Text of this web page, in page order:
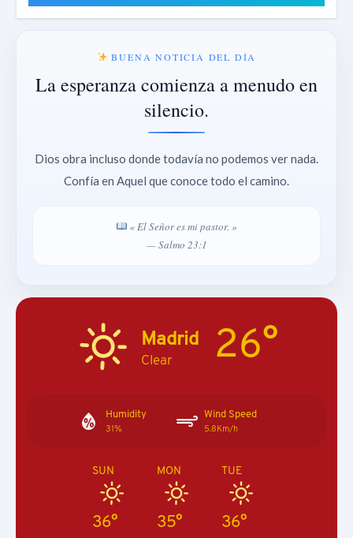
BUENA NOTICIA DEL DÍA
La esperanza comienza a menudo en
silencio.
Dios obra incluso donde todavía no podemos ver nada.
Confía en Aquel que conoce todo el camino.
« El Señor es mi pastor. »
— Salmo 23:1
Madrid
Clear 26°
Humidity
31%
Wind Speed
5.8Km/h
SUN
36°
MON
35°
TUE
36°